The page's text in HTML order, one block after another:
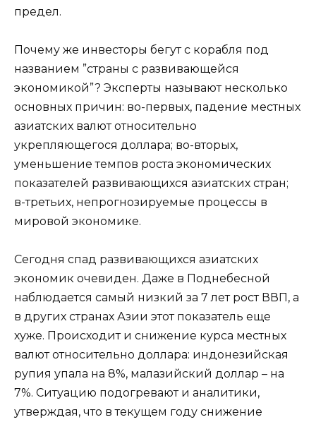
предел.
Почему же инвесторы бегут с корабля под
названием ”страны с развивающейся
экономикой”? Эксперты называют несколько
основных причин: во-первых, падение местных
азиатских валют относительно
укрепляющегося доллара; во-вторых,
уменьшение темпов роста экономических
показателей развивающихся азиатских стран;
в-третьих, непрогнозируемые процессы в
мировой экономике.
Сегодня спад развивающихся азиатских
экономик очевиден. Даже в Поднебесной
наблюдается самый низкий за 7 лет рост ВВП, а
в других странах Азии этот показатель еще
хуже. Происходит и снижение курса местных
валют относительно доллара: индонезийская
рупия упала на 8%, малазийский доллар – на
7%. Ситуацию подогревают и аналитики,
утверждая, что в текущем году снижение